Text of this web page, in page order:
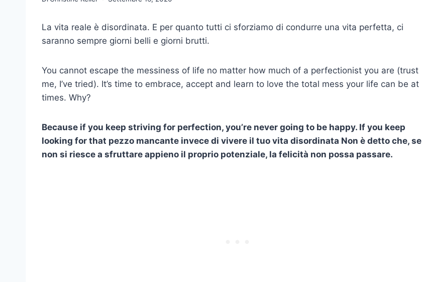
La vita reale è disordinata. E per quanto tutti ci sforziamo di condurre una vita perfetta, ci
saranno sempre giorni belli e giorni brutti.
You cannot escape the messiness of life no matter how much of a perfectionist you are (trust
me, I’ve tried). It’s time to embrace, accept and learn to love the total mess your life can be at
times. Why?
Because if you keep striving for perfection, you’re never going to be happy. If you keep
looking for that pezzo mancante invece di vivere il tuo vita disordinata Non è detto che, se
non si riesce a sfruttare appieno il proprio potenziale, la felicità non possa passare.